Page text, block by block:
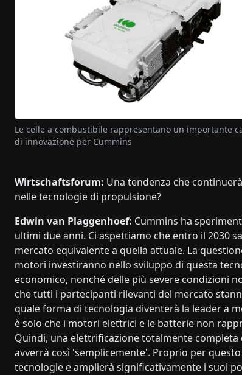
Le celle a combustibile rappresentano un importante
di innovazione per Cummins
Wirtschaftsforum: Una tendenza che
nelle tecnologie di propulsione?
Edwin van Plaggenhoef: Cummins ha
ultimi due anni. Ci aspettiamo che entro il 2030
mercato equivalente a quella attuale. La
motori investiranno nello sviluppo di questa
economico, nonché delle più severe condizioni
che tutti i partecipanti rilevanti del mercato
quale forma di tecnologia diventerà la leader a
è solo che i motori elettrici e le batterie non
Quindi, una elettrificazione totalmente
avverrà così 'semplicemente'. Proprio per
tecnologie e amplierà significativamente i suoi